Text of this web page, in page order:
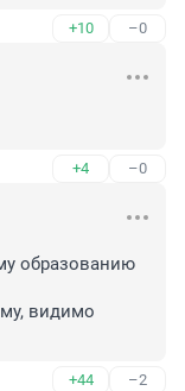
+10 –0
+4 –0
образованию
видимо
+44 –2